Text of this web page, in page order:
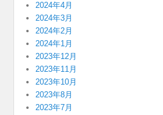
2024年4月
2024年3月
2024年2月
2024年1月
2023年12月
2023年11月
2023年10月
2023年8月
2023年7月